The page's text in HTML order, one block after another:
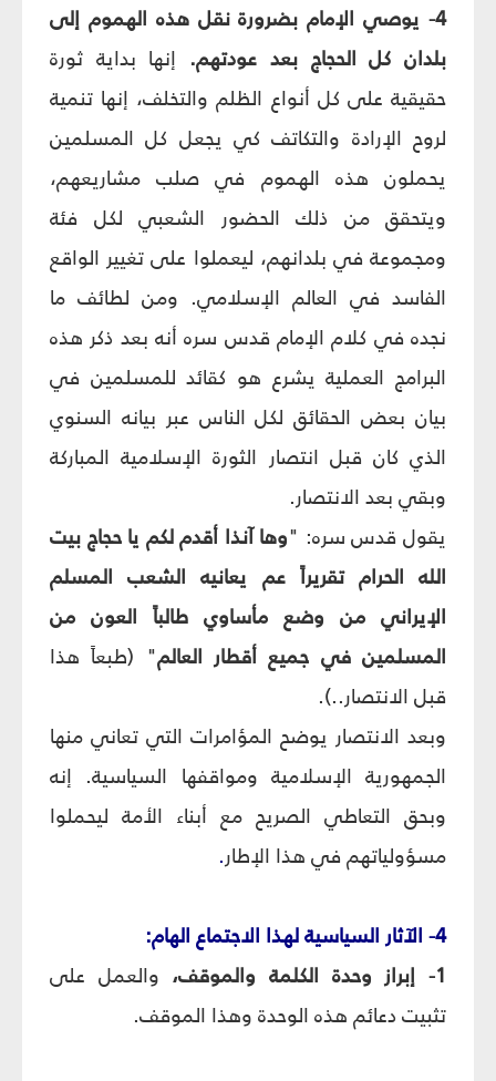
4- يوصي الإمام بضرورة نقل هذه الهموم إلى
بلدان كل الحجاج بعد عودتهم. إنها بداية ثورة
حقيقية على كل أنواع الظلم والتخلف، إنها تنمية
لروح الإرادة والتكاتف كي يجعل كل المسلمين
يحملون هذه الهموم في صلب مشاريعهم،
ويتحقق من ذلك الحضور الشعبي لكل فئة
ومجموعة في بلدانهم، ليعملوا على تغيير الواقع
الفاسد في العالم الإسلامي. ومن لطائف ما
نجده في كلام الإمام قدس سره أنه بعد ذكر هذه
البرامج العملية يشرع هو كقائد للمسلمين في
بيان بعض الحقائق لكل الناس عبر بيانه السنوي
الذي كان قبل انتصار الثورة الإسلامية المباركة
وبقي بعد الانتصار.
يقول قدس سره: "وها آنذا أقدم لكم يا حجاج بيت
الله الحرام تقريراً عم يعانيه الشعب المسلم
الإيراني من وضع مأساوي طالباً العون من
المسلمين في جميع أقطار العالم" (طبعاً هذا
قبل الانتصار..).
وبعد الانتصار يوضح المؤامرات التي تعاني منها
الجمهورية الإسلامية ومواقفها السياسية. إنه
وبحق التعاطي الصريح مع أبناء الأمة ليحملوا
مسؤولياتهم في هذا الإطار.
4- الآثار السياسية لهذا الاجتماع الهام:
1- إبراز وحدة الكلمة والموقف،
والعمل على
تثبيت دعائم هذه الوحدة وهذا الموقف.